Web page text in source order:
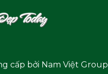
cấp bởi Nam Việt Group